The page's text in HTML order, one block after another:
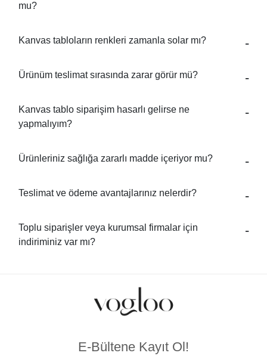
mu?
Kanvas tabloların renkleri zamanla solar mı?
Ürünüm teslimat sırasında zarar görür mü?
Kanvas tablo siparişim hasarlı gelirse ne
yapmalıyım?
Ürünleriniz sağlığa zararlı madde içeriyor mu?
Teslimat ve ödeme avantajlarınız nelerdir?
Toplu siparişler veya kurumsal firmalar için
indiriminiz var mı?
E-Bültene Kayıt Ol!